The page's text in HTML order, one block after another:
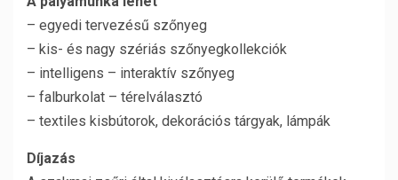
– egyedi tervezésű szőnyeg
– kis- és nagy szériás szőnyegkollekciók
– intelligens – interaktív szőnyeg
– falburkolat – térelválasztó
– textiles kisbútorok, dekorációs tárgyak, lámpák
Díjazás